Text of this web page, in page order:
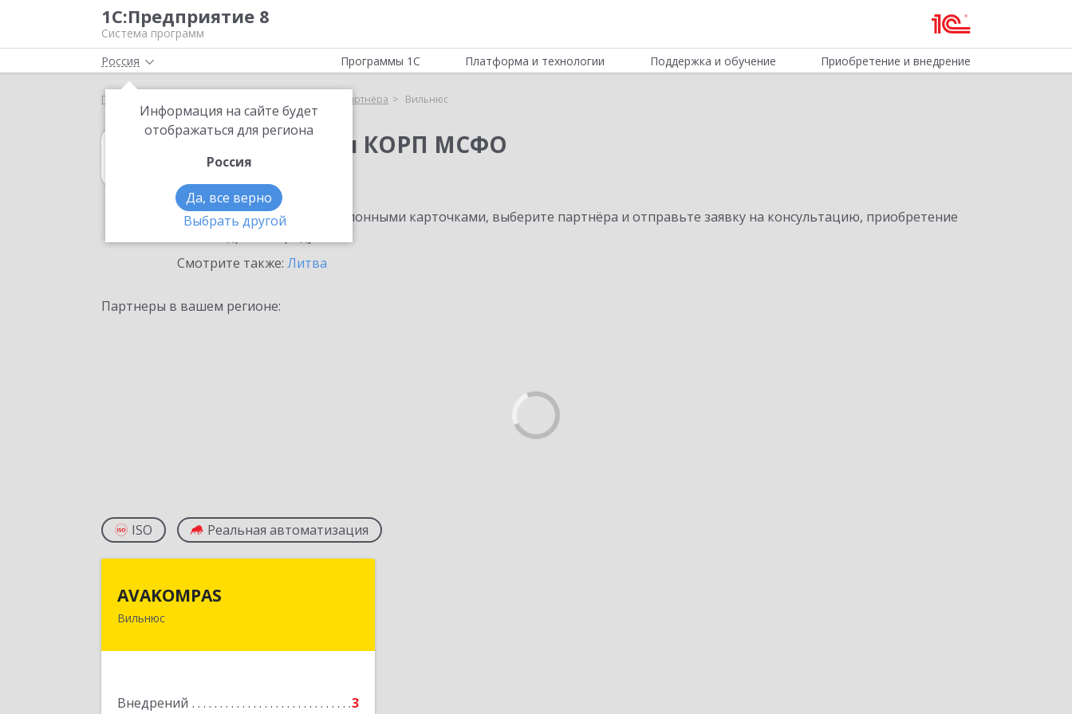
1С:Предприятие 8
Система программ
Россия
Информация на сайте будет
отображаться для региона
Россия
Да, все верно
Выбрать другой
Программы 1С Платформа и технологии Поддержка и обучение Приобретение и внедрение
Главная Выбор партнёра Вильнюс
1С:Бухгалтерия КОРП МСФО
в Вильнюсе
Ознакомьтесь с информационными карточками, выберите партнёра и отправьте заявку на консультацию, приобретение
Смотрите также: Литва
Партнеры в вашем регионе:
ISO Реальная автоматизация
AVAKOMPAS
Вильнюс
Внедрений
3
Литва, LT-08236, г. Вильнюс, ул.